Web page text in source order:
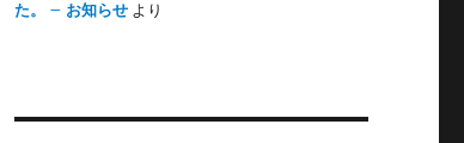
た。 – お知らせより